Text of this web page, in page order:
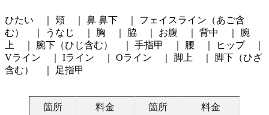
ひたい ｜ 頬 ｜ 鼻 鼻下 ｜ フェイスライン（あご含
む） ｜ うなじ ｜ 胸 ｜ 脇 ｜ お腹 ｜ 背中 ｜ 腕
上 ｜ 腕下（ひじ含む） ｜ 手指甲 ｜ 腰 ｜ ヒップ ｜
Vライン ｜ Iライン ｜ Oライン ｜ 脚上 ｜ 脚下（ひざ
含む） ｜ 足指甲
箇所 料金 箇所 料金